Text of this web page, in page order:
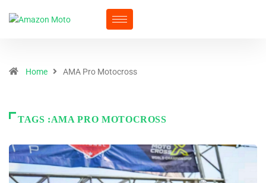
Home AMA Pro Motocross
TAGS :AMA PRO MOTOCROSS